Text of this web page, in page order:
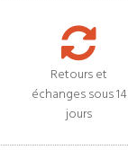
Retours et
échanges sous 14
jours